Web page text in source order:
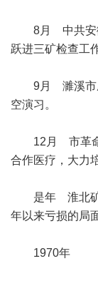
8月 中共安徽
跃进三矿检查工
9月 濉溪市成
空演习。
12月 市革命
合作医疗，大力
是年 淮北矿
年以来亏损的局
1970年